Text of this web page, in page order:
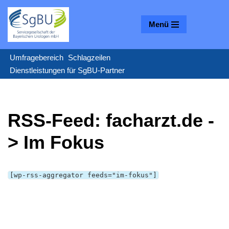
Zum
Inhalt
springen
Menü
Umfragebereich Schlagzeilen
Dienstleistungen für SgBU-Partner
RSS-Feed: facharzt.de -
> Im Fokus
[wp-rss-aggregator feeds="im-fokus"]